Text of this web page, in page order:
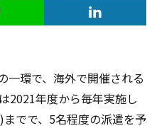
一環で、海外で開催される
2021年度から毎年実施し
でで、5名程度の派遣を予